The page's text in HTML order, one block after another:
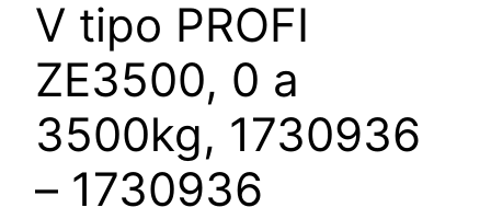
V tipo PROFI
ZE3500, 0 a
3500kg, 1730936
– 1730936